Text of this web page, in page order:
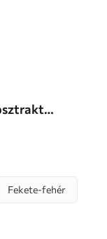
Fekete-fehér